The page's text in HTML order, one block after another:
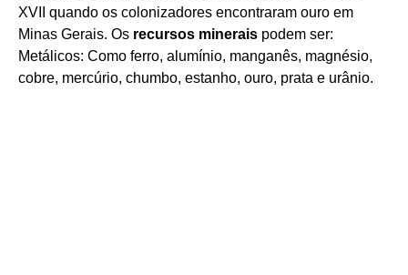
XVII quando os colonizadores encontraram ouro em
Minas Gerais. Os recursos minerais podem ser:
Metálicos: Como ferro, alumínio, manganês, magnésio,
cobre, mercúrio, chumbo, estanho, ouro, prata e urânio.